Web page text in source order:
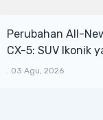
Perubahan All-
CX-5: SUV Ikonik
Bongsor, Mewah,
. 03 Agu, 2026